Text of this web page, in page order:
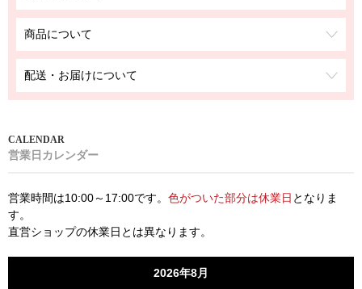
商品について
配送・お届けについて
営業日カレンダー
営業時間は10:00～17:00です。 色がついた部分は休業日 となりま
す。
直営ショップの休業日とは異なります。
2026年8月